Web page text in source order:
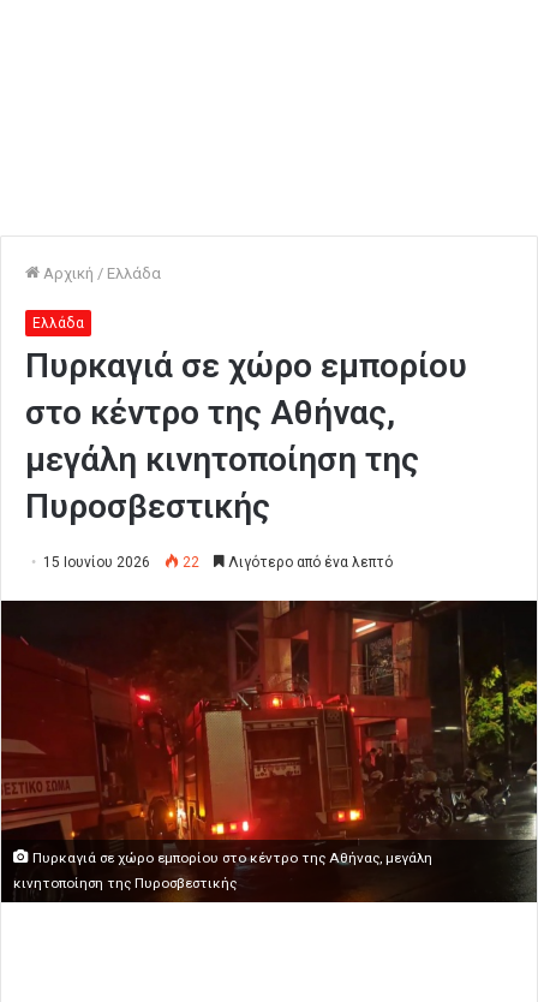
Αρχική / Ελλάδα
Ελλάδα
Πυρκαγιά σε χώρο εμπορίου
στο κέντρο της Αθήνας,
μεγάλη κινητοποίηση της
Πυροσβεστικής
15 Ιουνίου 2026 22 Λιγότερο από ένα λεπτό
Πυρκαγιά σε χώρο εμπορίου στο κέντρο της Αθήνας, μεγάλη
κινητοποίηση της Πυροσβεστικής